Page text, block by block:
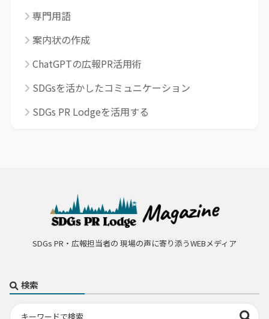
専門用語
案内状の作成
ChatGPTの広報PR活用術
SDGsを活かしたコミュニケーション
SDGs PR Lodgeを活用する
SDGs PR・広報担当者の 現場の声に寄り添うWEBメディア
検索